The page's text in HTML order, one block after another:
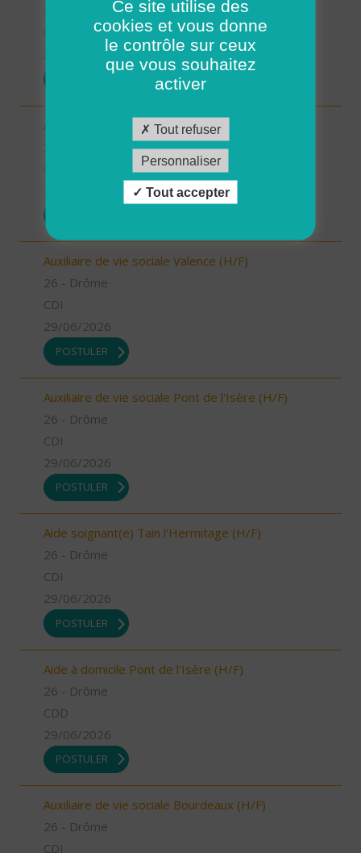
56 - Morbihan
30/06/2026
Aide à domicile Saint Marcel les Valence (H/F)
Auxiliaire de vie sociale Valence (H/F)
26 - Drôme
CDI
29/06/2026
POSTULER
Auxiliaire de vie sociale Pont de l'Isère (H/F)
26 - Drôme
CDI
29/06/2026
POSTULER
Aide soignant(e) Tain l'Hermitage (H/F)
26 - Drôme
CDI
29/06/2026
POSTULER
Aide à domicile Pont de l'Isère (H/F)
26 - Drôme
CDD
29/06/2026
POSTULER
Auxiliaire de vie sociale Bourdeaux (H/F)
26 - Drôme
CDI
Ce site utilise des
cookies et vous donne
le contrôle sur ceux
que vous souhaitez
activer
Tout refuser
Personnaliser
Tout accepter